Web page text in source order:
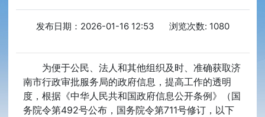
发布日期：2026-01-16 12:53 浏览次数: 1080
为便于公民、法人和其他组织及时、准确获取济
南市行政审批服务局的政府信息，提高工作的透明
度，根据《中华人民共和国政府信息公开条例》（国
务院令第492号公布，国务院令第711号修订，以下